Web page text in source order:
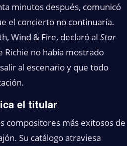
minutos después, comunicó
el concierto no continuaría.
Wind & Fire, declaró al Star
Richie no había mostrado
al escenario y que todo
el titular
compositores más exitosos de
Su catálogo atraviesa